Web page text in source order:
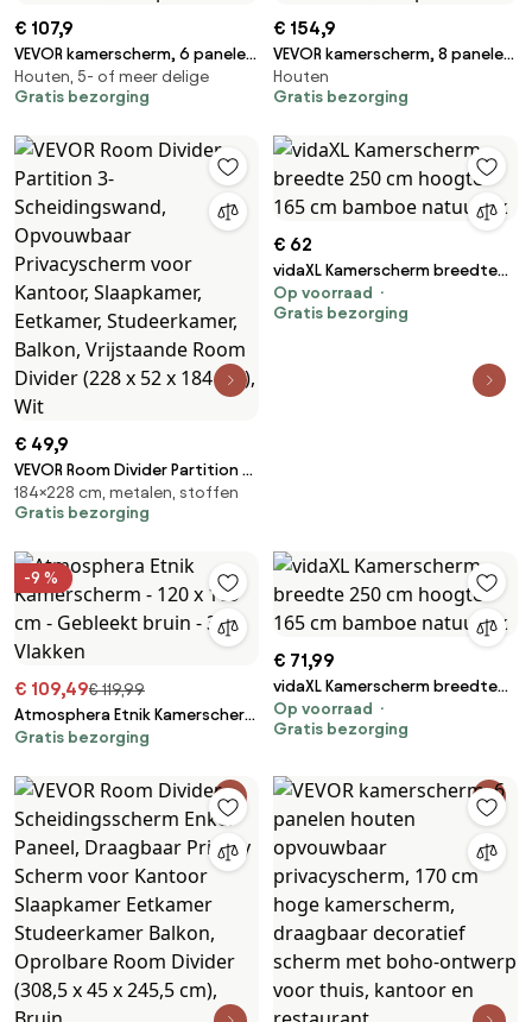
€ 107,9
VEVOR kamerscherm, 6 panelen
houten opvouwbaar
privacyscherm, 242 cm lange
decoratief scherm voor
kamerafscheiding in Europese
stijl voor thuis, restaurant,
slaapkamer
Houten, 5- of meer delige
Gratis bezorging
€ 154,9
VEVOR kamerscherm, 8 panelen
houten opvouwbaar
privacyscherm, 325 cm lange
decoratief scherm voor
kamerafscheiding in Europese
stijl voor thuis, restaurant,
Houten
Gratis bezorging
€ 49,9
VEVOR Room Divider Partition 3-
Scheidingswand, Opvouwbaar
Privacyscherm voor Kantoor,
Studeerkamer, Balkon,
Vrijstaande Room Divider (228 x
52 x 184 cm), Wit
184×228 cm, metalen, stoffen
Gratis bezorging
€ 62
vidaXL Kamerscherm breedte
250 cm hoogte 165 cm bamboe
natuurlijk
Op voorraad
Gratis bezorging
-9 %
€ 109,49€ 119,99
Atmosphera Etnik Kamerscherm
- 120 x 169 cm - Gebleekt bruin -
Gratis bezorging
€ 71,99
vidaXL Kamerscherm breedte
250 cm hoogte 165 cm bamboe
natuurlijk
Op voorraad
Gratis bezorging